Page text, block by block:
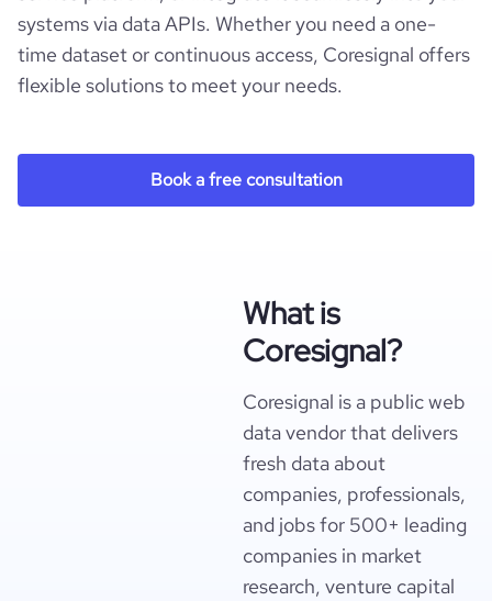
systems via data APIs. Whether you need a one-
time dataset or continuous access, Coresignal offers
flexible solutions to meet your needs.
Book a free consultation
What is
Coresignal?
Coresignal is a public web
data vendor that delivers
fresh data about
companies, professionals,
and jobs for 500+ leading
companies in market
research, venture capital